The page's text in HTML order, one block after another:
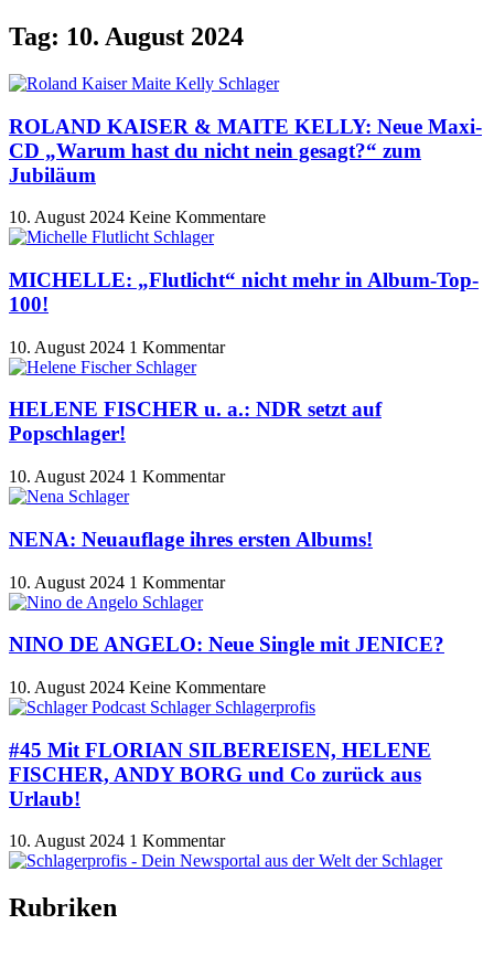
Tag: 10. August 2024
ROLAND KAISER & MAITE KELLY: Neue Maxi-
CD „Warum hast du nicht nein gesagt?“ zum
Jubiläum
10. August 2024 Keine Kommentare
MICHELLE: „Flutlicht“ nicht mehr in Album-Top-
100!
10. August 2024 1 Kommentar
HELENE FISCHER u. a.: NDR setzt auf
Popschlager!
10. August 2024 1 Kommentar
NENA: Neuauflage ihres ersten Albums!
10. August 2024 1 Kommentar
NINO DE ANGELO: Neue Single mit JENICE?
10. August 2024 Keine Kommentare
#45 Mit FLORIAN SILBEREISEN, HELENE
FISCHER, ANDY BORG und Co zurück aus
Urlaub!
10. August 2024 1 Kommentar
Rubriken